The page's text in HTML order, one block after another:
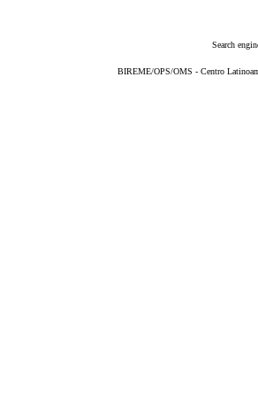
Search
BIREME/OPS/OMS - Centro